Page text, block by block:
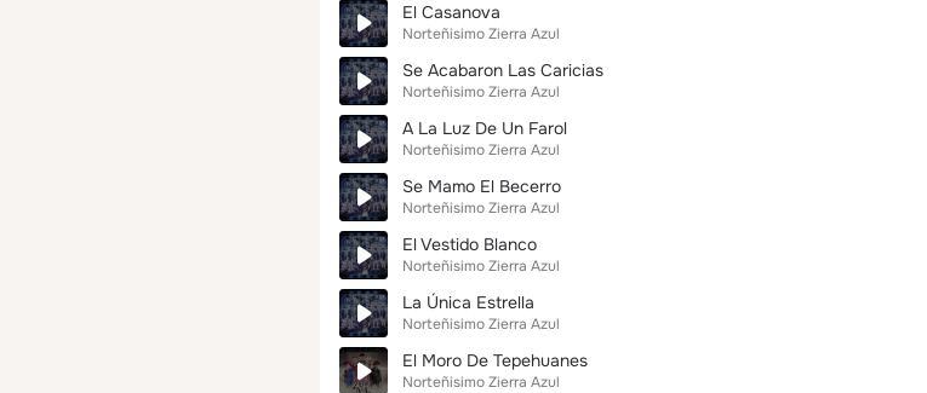
El Casanova
Norteñisimo Zierra Azul
Se Acabaron Las Caricias
Norteñisimo Zierra Azul
A La Luz De Un Farol
Norteñisimo Zierra Azul
Se Mamo El Becerro
Norteñisimo Zierra Azul
El Vestido Blanco
Norteñisimo Zierra Azul
La Única Estrella
Norteñisimo Zierra Azul
El Moro De Tepehuanes
Norteñisimo Zierra Azul